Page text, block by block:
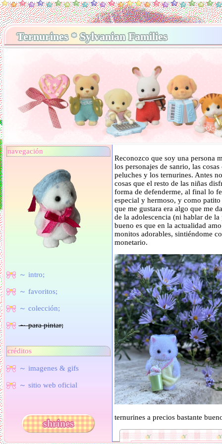
Ternurines * Sylvanian Families
navegación
～ intro;
～ favoritos;
～ colección;
～ para pintar;
créditos
～ imagenes & gifs
～ sitio web oficial
shrines
Reconozco que soy una persona
los personajes de sanrio, las
peluches y los ternurines. Antes
cosas que el resto de las niñas
forma de defenderme, al final lo
especial y hermoso, y como
que me gustara era algo que me
de la adolescencia (ni hablar de
bueno es que en la actualidad
monitos adorables, sintiéndome
monetario.
ternurines a precios bastante